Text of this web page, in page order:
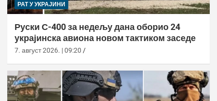
РАТ У УКРАЈИНИ
Руски С-400 за недељу дана оборио 24
украјинска авиона новом тактиком заседе
7. август 2026. | 09:20